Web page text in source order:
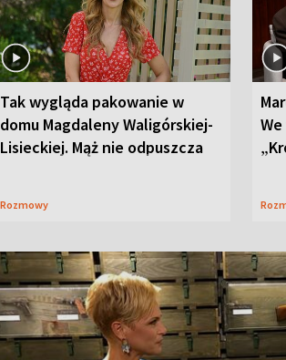
Tak wygląda pakowanie w
domu Magdaleny Waligórskiej-
Lisieckiej. Mąż nie odpuszcza
Rozmowy